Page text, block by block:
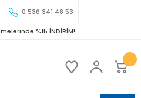
0 536 341 48 53
%15 İNDİRİM!